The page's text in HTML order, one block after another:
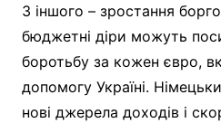
З іншого – зростання
бюджетні діри можуть
боротьбу за кожен євро,
допомогу Україні.
нові джерела доходів і